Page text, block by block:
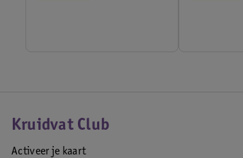
Kruidvat Club
Activeer je kaart